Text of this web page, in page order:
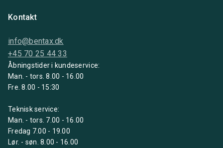
Kontakt
info@bentax.dk
+45 70 25 44 33
Åbningstider i kundeservice:
Man. - tors. 8.00 - 16.00
Fre. 8.00 - 15:30
Teknisk service:
Man. - tors. 7.00 - 16.00
Fredag 7.00 - 19.00
Lør. - søn. 8.00 - 16.00